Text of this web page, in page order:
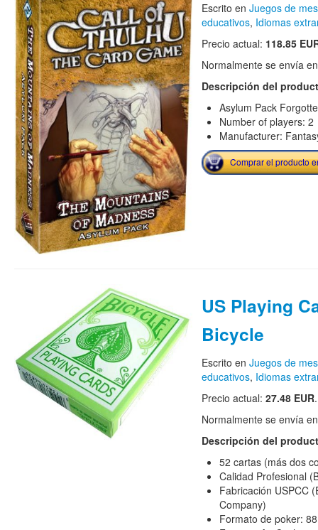
Escrito en Juegos de
educativos, Idiomas
Precio actual: 118.85
Normalmente se envía
Descripción del
Asylum Pack
Number of players: 2
Manufacturer:
Comprar el producto
US Playing
Bicycle
Escrito en Juegos de
educativos, Idiomas
Precio actual: 27.48 EUR.
Normalmente se envía
Descripción del
52 cartas (más dos
Calidad Profesional
Fabricación USPCC
Company)
Formato de poker: